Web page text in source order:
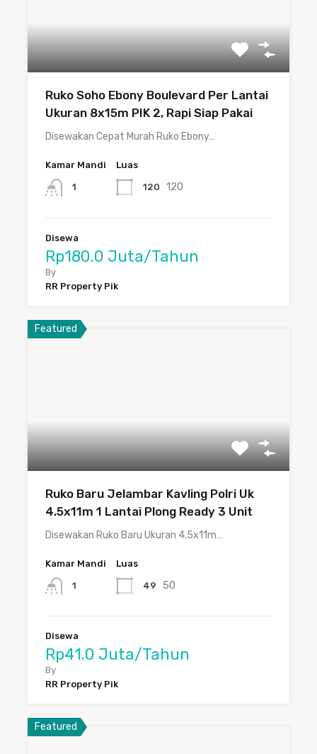
Ruko Soho Ebony Boulevard Per Lantai
Ukuran 8x15m PIK 2, Rapi Siap Pakai
Disewakan Cepat Murah Ruko Ebony…
Kamar Mandi
1
Luas
120 120
Disewa
Rp180.0 Juta/Tahun
By
RR Property Pik
Featured
Ruko Baru Jelambar Kavling Polri Uk
4.5x11m 1 Lantai Plong Ready 3 Unit
Disewakan Ruko Baru Ukuran 4.5x11m…
Kamar Mandi
1
Luas
49 50
Disewa
Rp41.0 Juta/Tahun
By
RR Property Pik
Featured